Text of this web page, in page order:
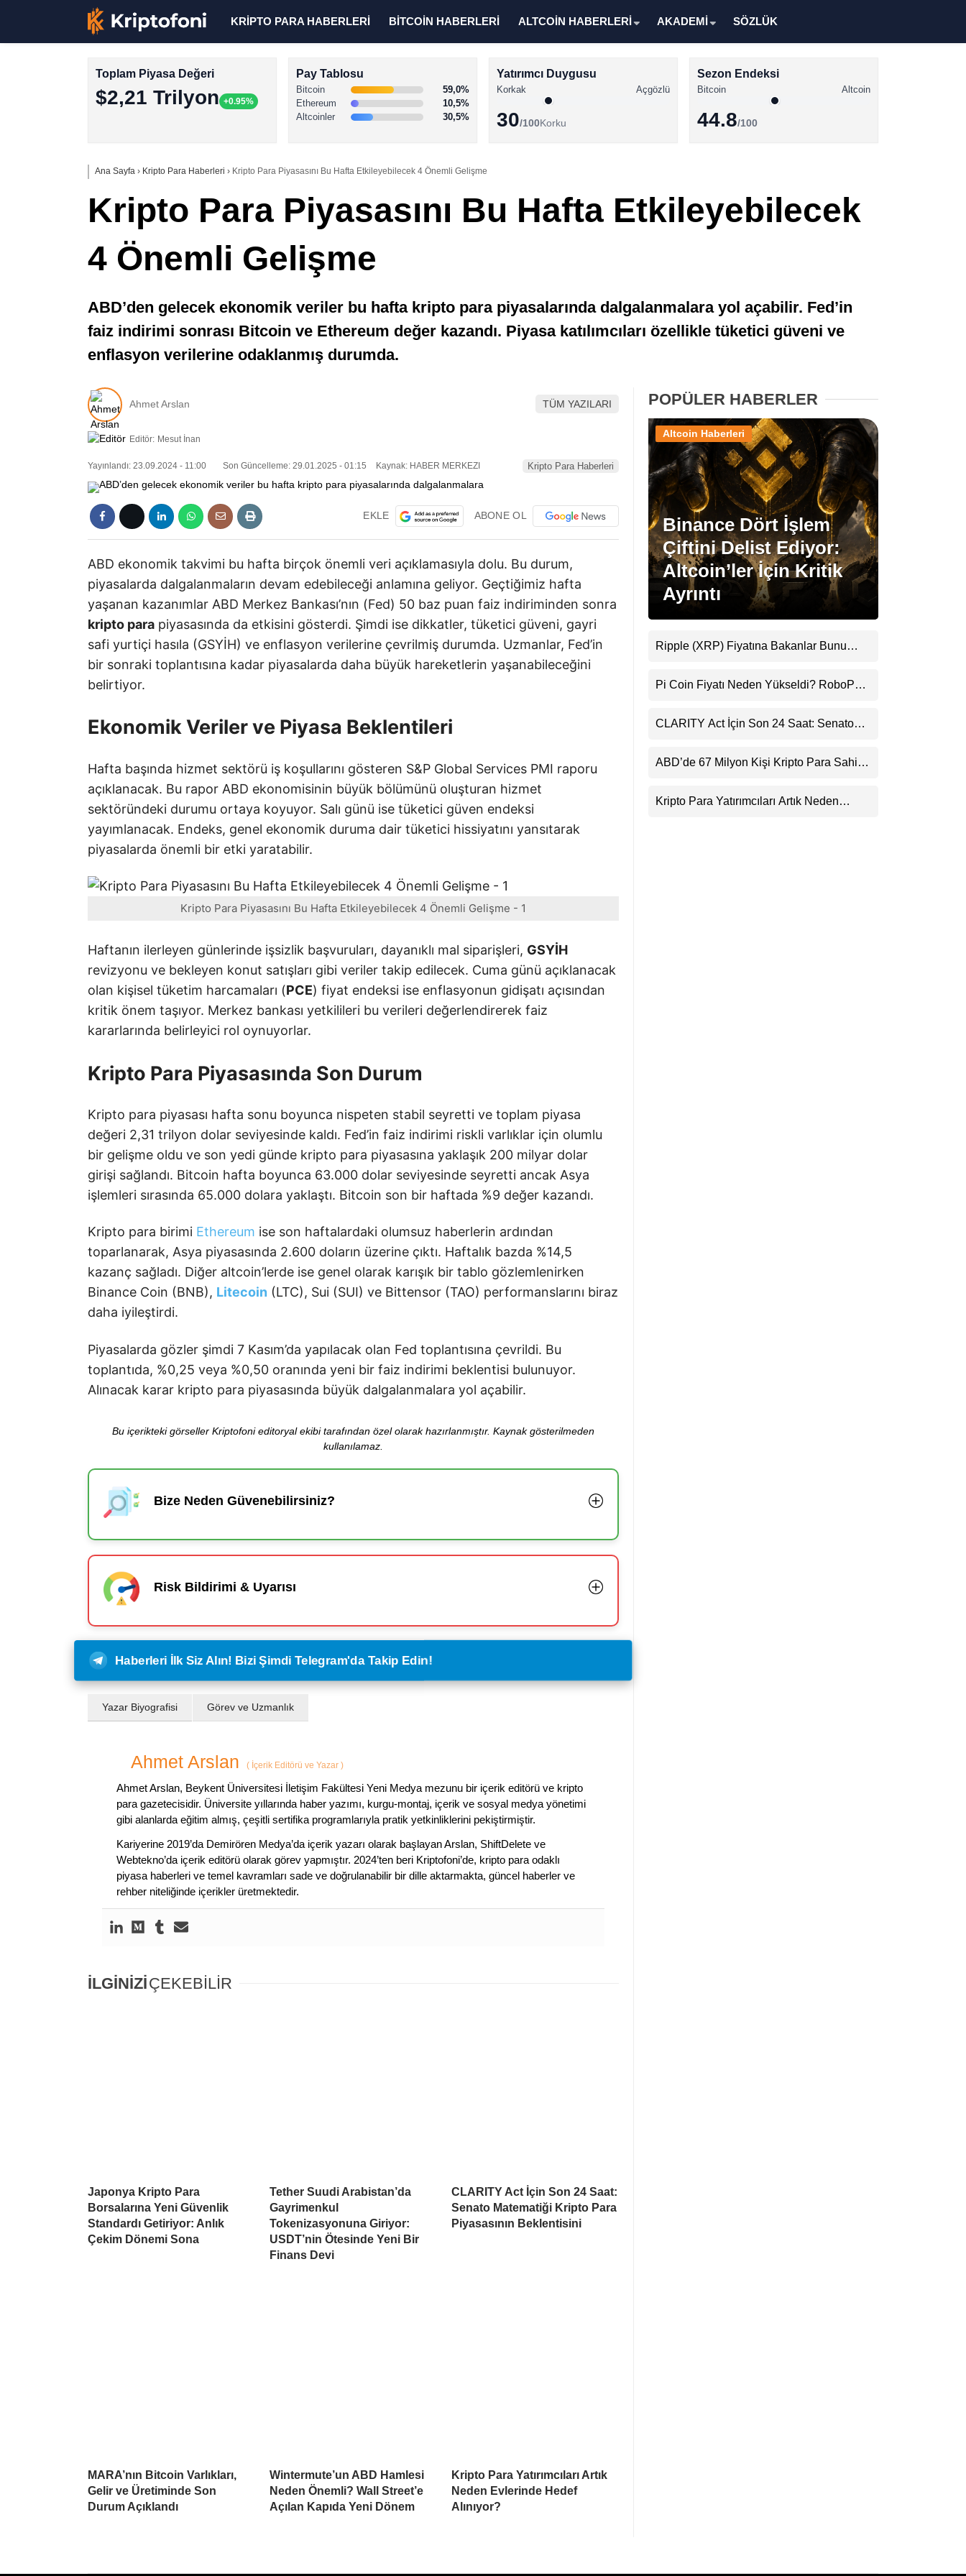
Altcoin Haberleri
Facebook
Instagram
Youtube
TikTok
Pinterest
KRİPTO PARA HABERLERİ BİTCOİN HABERLERİ ALTCOİN HABERLERİ AKADEMİ SÖZLÜK
Toplam Piyasa Değeri
$2,21 Trilyon +0.95%
Pay Tablosu
Bitcoin
59,0%
Ethereum
10,5%
Altcoinler
30,5%
Yatırımcı Duygusu
Korkak Açgözlü
30/100Korku
Sezon Endeksi
Bitcoin Altcoin
44.8/100
Ana Sayfa › Kripto Para Haberleri › Kripto Para Piyasasını Bu Hafta Etkileyebilecek 4 Önemli Gelişme
Kripto Para Piyasasını Bu Hafta Etkileyebilecek
4 Önemli Gelişme
ABD’den gelecek ekonomik veriler bu hafta kripto para piyasalarında dalgalanmalara yol açabilir. Fed’in
faiz indirimi sonrası Bitcoin ve Ethereum değer kazandı. Piyasa katılımcıları özellikle tüketici güveni ve
enflasyon verilerine odaklanmış durumda.
Ahmet Arslan TÜM YAZILARI
Editör: Mesut İnan
Yayınlandı: 23.09.2024 - 11:00 Son Güncelleme: 29.01.2025 - 01:15 Kaynak: HABER MERKEZI Kripto Para Haberleri
EKLE ABONE OL
ABD ekonomik takvimi bu hafta birçok önemli veri açıklamasıyla dolu. Bu durum,
piyasalarda dalgalanmaların devam edebileceği anlamına geliyor. Geçtiğimiz hafta
yaşanan kazanımlar ABD Merkez Bankası’nın (Fed) 50 baz puan faiz indiriminden sonra
kripto para piyasasında da etkisini gösterdi. Şimdi ise dikkatler, tüketici güveni, gayri
safi yurtiçi hasıla (GSYİH) ve enflasyon verilerine çevrilmiş durumda. Uzmanlar, Fed’in
bir sonraki toplantısına kadar piyasalarda daha büyük hareketlerin yaşanabileceğini
belirtiyor.
Ekonomik Veriler ve Piyasa Beklentileri
Hafta başında hizmet sektörü iş koşullarını gösteren S&P Global Services PMI raporu
açıklanacak. Bu rapor ABD ekonomisinin büyük bölümünü oluşturan hizmet
sektöründeki durumu ortaya koyuyor. Salı günü ise tüketici güven endeksi
yayımlanacak. Endeks, genel ekonomik duruma dair tüketici hissiyatını yansıtarak
piyasalarda önemli bir etki yaratabilir.
Kripto Para Piyasasını Bu Hafta Etkileyebilecek 4 Önemli Gelişme - 1
Haftanın ilerleyen günlerinde işsizlik başvuruları, dayanıklı mal siparişleri, GSYİH
revizyonu ve bekleyen konut satışları gibi veriler takip edilecek. Cuma günü açıklanacak
olan kişisel tüketim harcamaları (PCE) fiyat endeksi ise enflasyonun gidişatı açısından
kritik önem taşıyor. Merkez bankası yetkilileri bu verileri değerlendirerek faiz
kararlarında belirleyici rol oynuyorlar.
Kripto Para Piyasasında Son Durum
Kripto para piyasası hafta sonu boyunca nispeten stabil seyretti ve toplam piyasa
değeri 2,31 trilyon dolar seviyesinde kaldı. Fed’in faiz indirimi riskli varlıklar için olumlu
bir gelişme oldu ve son yedi günde kripto para piyasasına yaklaşık 200 milyar dolar
girişi sağlandı. Bitcoin hafta boyunca 63.000 dolar seviyesinde seyretti ancak Asya
işlemleri sırasında 65.000 dolara yaklaştı. Bitcoin son bir haftada %9 değer kazandı.
Kripto para birimi Ethereum ise son haftalardaki olumsuz haberlerin ardından
toparlanarak, Asya piyasasında 2.600 doların üzerine çıktı. Haftalık bazda %14,5
kazanç sağladı. Diğer altcoin’lerde ise genel olarak karışık bir tablo gözlemlenirken
Binance Coin (BNB), Litecoin (LTC), Sui (SUI) ve Bittensor (TAO) performanslarını biraz
daha iyileştirdi.
Piyasalarda gözler şimdi 7 Kasım’da yapılacak olan Fed toplantısına çevrildi. Bu
toplantıda, %0,25 veya %0,50 oranında yeni bir faiz indirimi beklentisi bulunuyor.
Alınacak karar kripto para piyasasında büyük dalgalanmalara yol açabilir.
Bu içerikteki görseller Kriptofoni editoryal ekibi tarafından özel olarak hazırlanmıştır. Kaynak gösterilmeden
kullanılamaz.
Bize Neden Güvenebilirsiniz?
Risk Bildirimi & Uyarısı
Haberleri İlk Siz Alın! Bizi Şimdi Telegram'da Takip Edin!
Yazar Biyografisi Görev ve Uzmanlık
Ahmet Arslan ( İçerik Editörü ve Yazar )
Ahmet Arslan, Beykent Üniversitesi İletişim Fakültesi Yeni Medya mezunu bir içerik editörü ve kripto
para gazetecisidir. Üniversite yıllarında haber yazımı, kurgu-montaj, içerik ve sosyal medya yönetimi
gibi alanlarda eğitim almış, çeşitli sertifika programlarıyla pratik yetkinliklerini pekiştirmiştir.
Kariyerine 2019’da Demirören Medya’da içerik yazarı olarak başlayan Arslan, ShiftDelete ve
Webtekno’da içerik editörü olarak görev yapmıştır. 2024’ten beri Kriptofoni’de, kripto para odaklı
piyasa haberleri ve temel kavramları sade ve doğrulanabilir bir dille aktarmakta, güncel haberler ve
rehber niteliğinde içerikler üretmektedir.
İLGİNİZİÇEKEBİLİR
Japonya Kripto Para
Borsalarına Yeni Güvenlik
Standardı Getiriyor: Anlık
Çekim Dönemi Sona
Tether Suudi Arabistan’da
Gayrimenkul
Tokenizasyonuna Giriyor:
USDT’nin Ötesinde Yeni Bir
Finans Devi
CLARITY Act İçin Son 24 Saat:
Senato Matematiği Kripto Para
Piyasasının Beklentisini
MARA’nın Bitcoin Varlıkları,
Gelir ve Üretiminde Son
Durum Açıklandı
Wintermute’un ABD Hamlesi
Neden Önemli? Wall Street’e
Açılan Kapıda Yeni Dönem
Kripto Para Yatırımcıları Artık
Neden Evlerinde Hedef
Alınıyor?
POPÜLER HABERLER
Binance Dört İşlem
Çiftini Delist Ediyor:
Altcoin’ler İçin Kritik
Ayrıntı
Altcoin Haberleri
Ripple (XRP) Fiyatına Bakanlar Bunu
Uyarı
Pi Coin Fiyatı Neden Yükseldi? RoboPay
Destekledi
CLARITY Act İçin Son 24 Saat: Senato
Beklentisini Bozabilir
ABD’de 67 Milyon Kişi Kripto Para Sahibi:
Kripto Para Yatırımcıları Artık Neden